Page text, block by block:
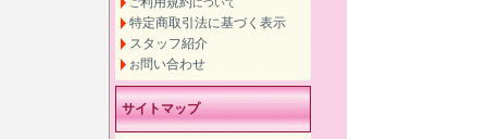
ご
について
特定商取引法に基づく表示
スタッフ紹介
お問い合わせ
サイトマップ